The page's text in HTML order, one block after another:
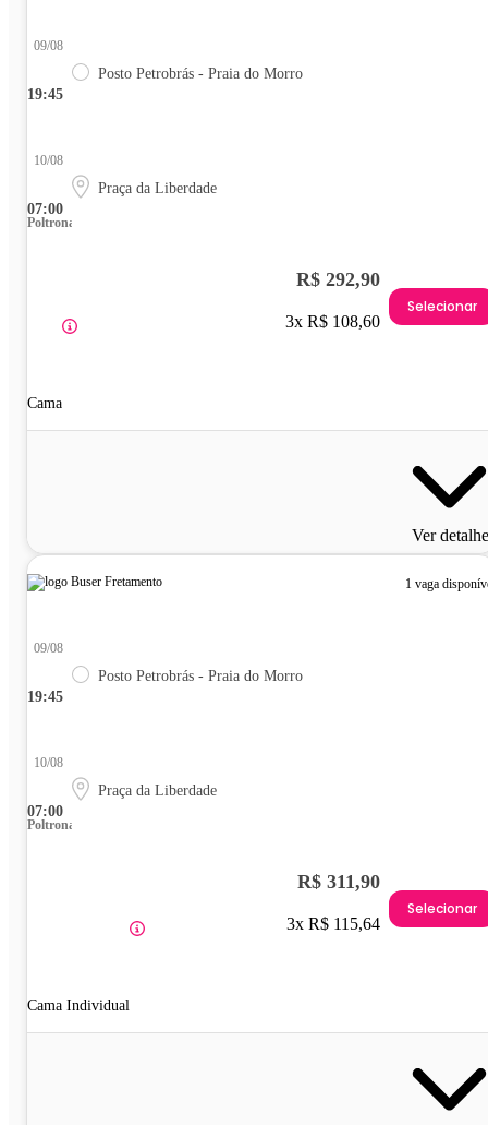
19:45
09/08
Posto Petrobrás - Praia do Morro
07:00
10/08
Praça da Liberdade
Poltrona
Cama
R$ 292,90
3x R$ 108,60
Selecionar
Ver
1 vaga
19:45
09/08
Posto Petrobrás - Praia do Morro
07:00
10/08
Praça da Liberdade
Poltrona
Cama Individual
R$ 311,90
3x R$ 115,64
Selecionar